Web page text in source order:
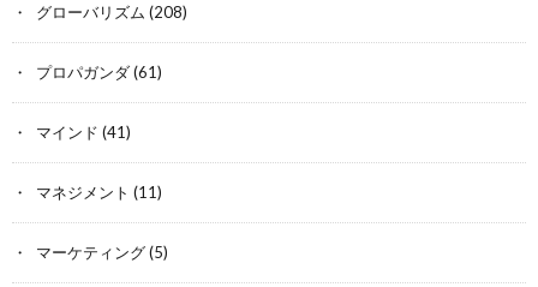
グローバリズム (208)
プロパガンダ(61)
マインド (41)
マネジメント (11)
マーケティング(5)